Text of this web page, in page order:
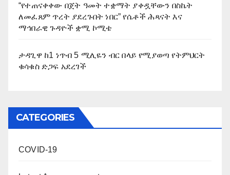
“የተጠናቀቀው በጀት ዓመት ተቋማት ያቀዷቸውን በስኬት
ለመፈጸም ጥረት ያደረጉበት ነበር” የሴቶች ሕጻናት እና
ማኅበራዊ ጉዳዮች ቋሚ ኮሚቴ
ታዳጊዋ ከ1 ነጥብ 5 ሚሊዬን ብር በላይ የሚያወጣ የትምህርት
ቁሳቁስ ድጋፍ አደረገች
CATEGORIES
COVID-19